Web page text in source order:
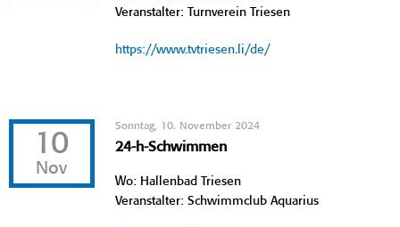
Veranstalter: Turnverein Triesen
https://www.tvtriesen.li/de/
10
Nov
Sonntag, 10. November 2024
24-h-Schwimmen
Wo: Hallenbad Triesen
Veranstalter: Schwimmclub Aquarius